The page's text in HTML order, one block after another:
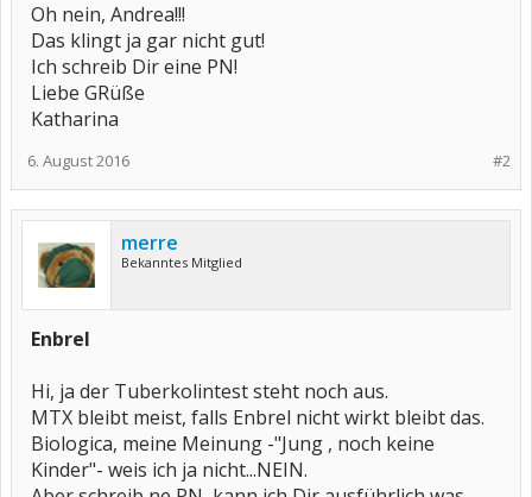
Oh nein, Andrea!!!
Das klingt ja gar nicht gut!
Ich schreib Dir eine PN!
Liebe GRüße
Katharina
#2
6. August 2016
merre
Bekanntes Mitglied
Enbrel
Hi, ja der Tuberkolintest steht noch aus.
MTX bleibt meist, falls Enbrel nicht wirkt bleibt das.
Biologica, meine Meinung -"Jung , noch keine
Kinder"- weis ich ja nicht...NEIN.